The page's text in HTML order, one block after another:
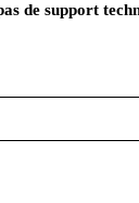
de support